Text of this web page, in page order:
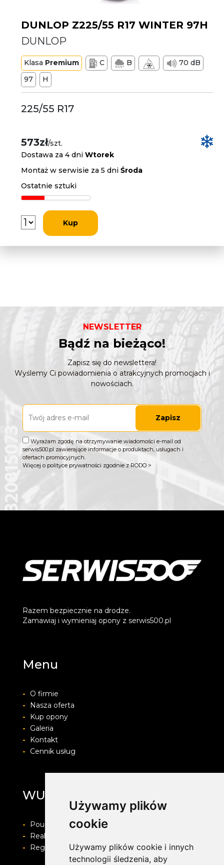
Używamy plików
cookie
Używamy plików cookie i innych
technologii śledzenia, aby
DUNLOP Z225/55 R17 WINTER 97H
DUNLOP
Klasa Premium C B
70 dB
97
H
225/55 R17
573zł/szt.
Dostawa za 4 dniWtorek
Montaż w serwisie za 5 dniŚroda
Ostatnie sztuki
Kup
NEWSLETTER
Bądź na bieżąco!
Zapisz się do newslettera!
Wyślemy Ci powiadomienia o atrakcyjnych promocjach i
nowościach.
Zapisz
Wyrażam zgodę na otrzymywanie wiadomości e-mail od
serwis500.pl zawierające informacje o produktach, usługach i
ofertach promocyjnych.
Więcej o polityce prywatności zgodnie z RODO >
Razem bezpiecznie na drodze.
Zamawiaj i wymieniaj opony z serwis500.pl
Menu
-
O firmie
-
Nasza oferta
-
Kup opony
-
Galeria
-
Kontakt
-
Cennik usług
WULKAN
-
Pouczenie o prawie do odstapienia od umowy
-
Realizacja zamówienia i formy płatności
-
Regulamin i Polityka prywatności